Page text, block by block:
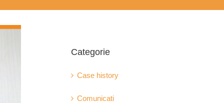
Categorie
Case history
Comunicati